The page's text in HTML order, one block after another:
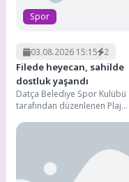
Spor
03.08.2026 15:15 2
Filede heyecan, sahilde
dostluk yaşandı
Datça Belediye Spor Kulübü
tarafından düzenlenen Plaj
sporseverlerin yoğun ilgisi ve